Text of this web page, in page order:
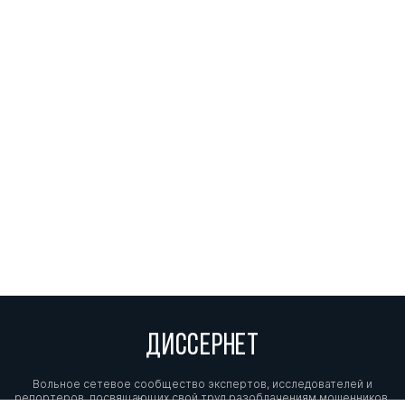
ДИССЕРНЕТ
Вольное сетевое сообщество экспертов, исследователей и
репортеров, посвящающих свой труд разоблачениям мошенников,